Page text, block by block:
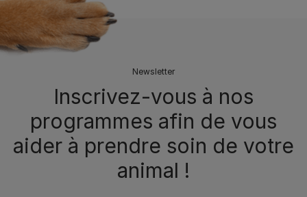
Newsletter
Inscrivez-vous à nos
programmes afin de vous
aider à prendre soin de votre
animal !